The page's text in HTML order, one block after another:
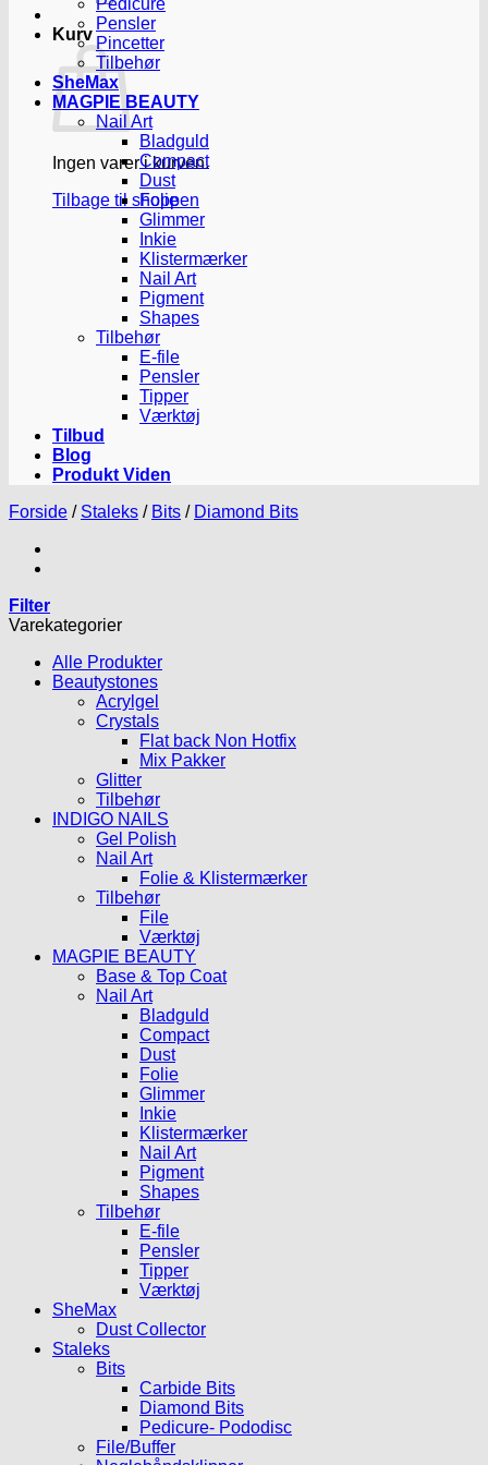
Kurv
Ingen varer i kurven.
Tilbage til shoppen
Pedicure
Pensler
Pincetter
Tilbehør
SheMax
MAGPIE BEAUTY
Nail Art
Bladguld
Compact
Dust
Folie
Glimmer
Inkie
Klistermærker
Nail Art
Pigment
Shapes
Tilbehør
E-file
Pensler
Tipper
Værktøj
Tilbud
Blog
Produkt Viden
Forside / Staleks / Bits / Diamond Bits
Filter
Varekategorier
Alle Produkter
Beautystones
Acrylgel
Crystals
Flat back Non Hotfix
Mix Pakker
Glitter
Tilbehør
INDIGO NAILS
Gel Polish
Nail Art
Folie & Klistermærker
Tilbehør
File
Værktøj
MAGPIE BEAUTY
Base & Top Coat
Nail Art
Bladguld
Compact
Dust
Folie
Glimmer
Inkie
Klistermærker
Nail Art
Pigment
Shapes
Tilbehør
E-file
Pensler
Tipper
Værktøj
SheMax
Dust Collector
Staleks
Bits
Carbide Bits
Diamond Bits
Pedicure- Pododisc
File/Buffer